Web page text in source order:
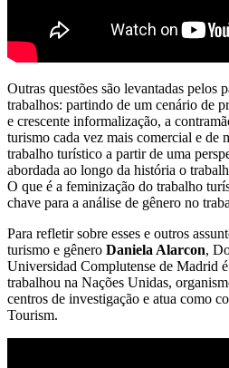
Outras questões são levantadas pelos
trabalhos: partindo de um cenário de
e crescente informalização, a
turismo cada vez mais comercial e de
trabalho turístico a partir de uma
abordada ao longo da história o
O que é a feminização do trabalho
chave para a análise de gênero no
Para refletir sobre esses e outros
turismo e gênero Daniela Alarcon,
Universidad Complutense de Madrid
trabalhou na Nações Unidas,
centros de investigação e atua como
Tourism.